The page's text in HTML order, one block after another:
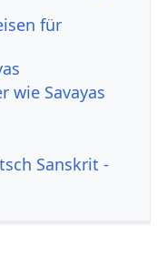
für
wie Savayas
Sanskrit -